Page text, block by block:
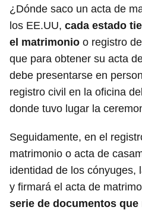
¿Dónde saco un acta de
los EE.UU, cada estado
el matrimonio o registro
que para obtener su acta
debe presentarse en
registro civil en la oficina
donde tuvo lugar la
Seguidamente, en el
matrimonio o acta de
identidad de los cónyuges,
y firmará el acta de
serie de documentos